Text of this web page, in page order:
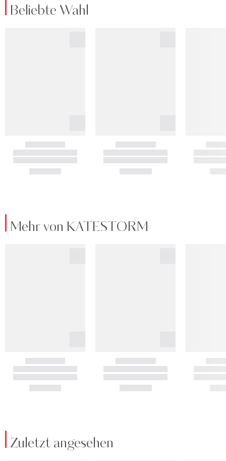
Beliebte Wahl
Mehr von KATESTORM
Zuletzt angesehen